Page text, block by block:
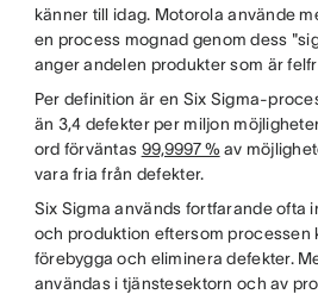
känner till idag. Motorola använde
en process mognad genom dess
anger andelen produkter som är
Per definition är en Six Sigma-
än 3,4 defekter per miljon
ord förväntas 99,9997 % av
vara fria från defekter.
Six Sigma används fortfarande ofta
och produktion eftersom processen
förebygga och eliminera defekter.
användas i tjänstesektorn och av